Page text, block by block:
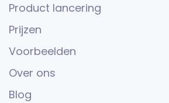
Product lancering
Prijzen
Voorbeelden
Over ons
Blog